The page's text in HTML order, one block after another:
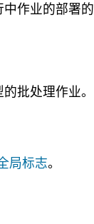
作业的部署的
批处理作业。
局标志。